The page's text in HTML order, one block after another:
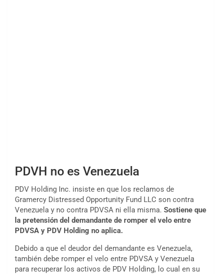
PDVH no es Venezuela
PDV Holding Inc. insiste en que los reclamos de
Gramercy Distressed Opportunity Fund LLC son contra
Venezuela y no contra PDVSA ni ella misma. Sostiene que
la pretensión del demandante de romper el velo entre
PDVSA y PDV Holding no aplica.
Debido a que el deudor del demandante es Venezuela,
también debe romper el velo entre PDVSA y Venezuela
para recuperar los activos de PDV Holding, lo cual en su